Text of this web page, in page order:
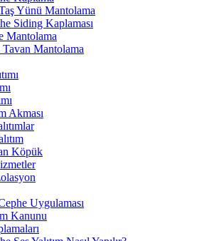
Yünü Mantolama
Siding Kaplaması
Mantolama
Mantolama
Akması
Köpük
Uygulaması
Kanunu